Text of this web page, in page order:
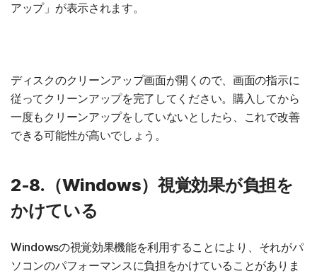
アップ」が表示されます。
ディスクのクリーンアップ画面が開くので、画面の指示に
従ってクリーンアップを完了してください。購入してから
一度もクリーンアップをしていないとしたら、これで改善
できる可能性が高いでしょう。
2-8.（Windows）視覚効果が負担を
かけている
Windowsの視覚効果機能を利用することにより、それがパ
ソコンのパフォーマンスに負担をかけていることがありま